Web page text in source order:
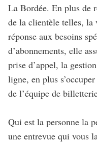
La Bordée. En plus de
de la clientèle telles, la
réponse aux besoins
d’abonnements, elle
prise d’appel, la
ligne, en plus
de l’équipe de
Qui est la personne la
une entrevue qui vous